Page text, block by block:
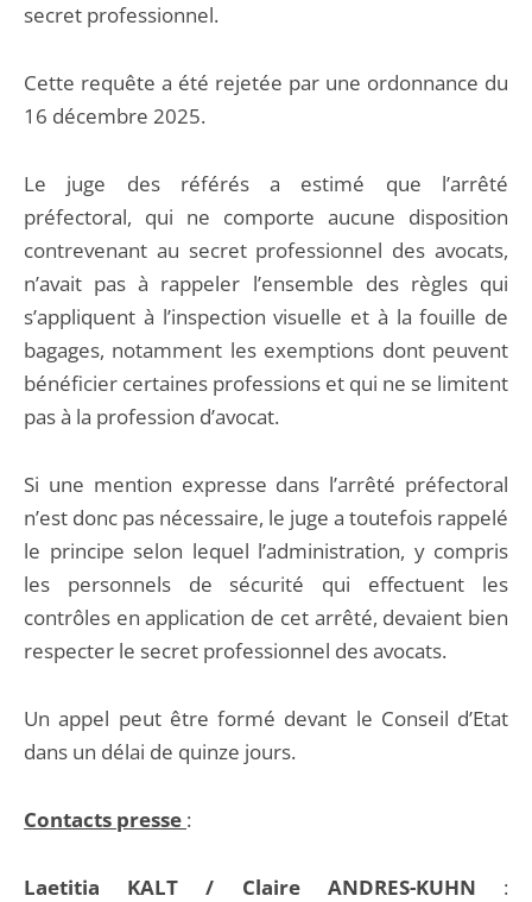
secret professionnel.
Cette requête a été rejetée par une ordonnance du
16 décembre 2025.
Le juge des référés a estimé que l’arrêté
préfectoral, qui ne comporte aucune disposition
contrevenant au secret professionnel des avocats,
n’avait pas à rappeler l’ensemble des règles qui
s’appliquent à l’inspection visuelle et à la fouille de
bagages, notamment les exemptions dont peuvent
bénéficier certaines professions et qui ne se limitent
pas à la profession d’avocat.
Si une mention expresse dans l’arrêté préfectoral
n’est donc pas nécessaire, le juge a toutefois rappelé
le principe selon lequel l’administration, y compris
les personnels de sécurité qui effectuent les
contrôles en application de cet arrêté, devaient bien
respecter le secret professionnel des avocats.
Un appel peut être formé devant le Conseil d’Etat
dans un délai de quinze jours.
Contacts presse :
Laetitia KALT / Claire ANDRES-KUHN :